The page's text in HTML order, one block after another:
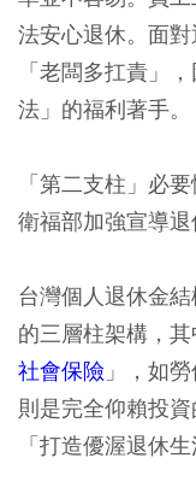
法安心退休。面
「老闆多扛責」
法」的福利著手。
「第二支柱」必
衛福部加強宣導
台灣個人退休金
的三層柱架構，
社會保險 」，如
則是完全仰賴投
「打造優渥退休生